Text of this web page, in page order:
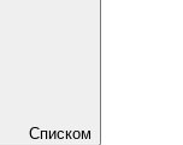
Списком